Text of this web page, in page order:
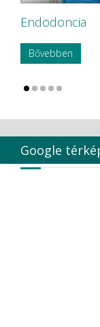
Endodoncia
Bővebben
Google